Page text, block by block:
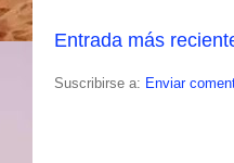
Entrada más
Suscribirse a: Enviar